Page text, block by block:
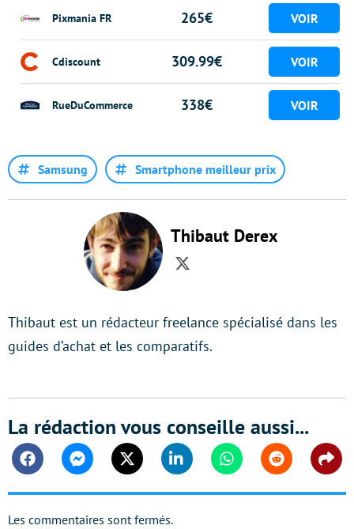
Pixmania FR 265€
Cdiscount 309.99€
RueDuCommerce 338€
Samsung Smartphone meilleur prix
Thibaut Derex
Twitter
Thibaut est un rédacteur freelance spécialisé dans les
guides d’achat et les comparatifs.
La rédaction vous conseille aussi...
FacebookMessengerTwitter Linkedin WhatsappReddit
Les commentaires sont fermés.